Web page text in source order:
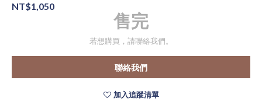
NT$1,050
售完
若想購買，請聯絡我們。
聯絡我們
加入追蹤清單